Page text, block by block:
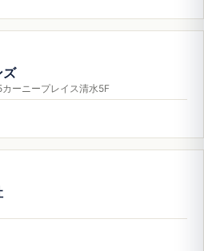
ズ
ーニープレイス清水5F